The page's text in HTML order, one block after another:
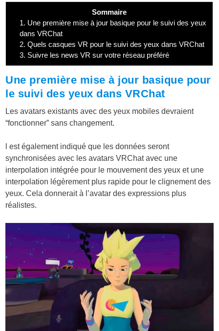
Sommaire
1. Une première mise à jour basique pour le suivi des yeux
dans VRChat
2. Quels casques VR pour le suivi des yeux dans VRChat
3. Suivre les news VR sur votre réseau préféré
Une première mise à jour basique pour
le suivi des yeux dans VRChat
Les avatars existants avec des yeux mobiles devraient
“fonctionner” sans changement.
l est également indiqué que les données seront
synchronisées avec les avatars VRChat avec une
interpolation intégrée pour le mouvement des yeux et une
interpolation légèrement plus rapide pour le clignement des
yeux. Cela donnerait à l’avatar des expressions plus
réalistes.